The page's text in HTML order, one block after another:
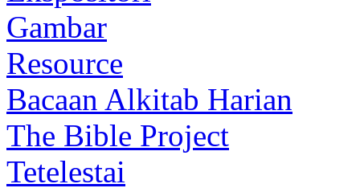
Gambar
Resource
Bacaan Alkitab Harian
The Bible Project
Tetelestai